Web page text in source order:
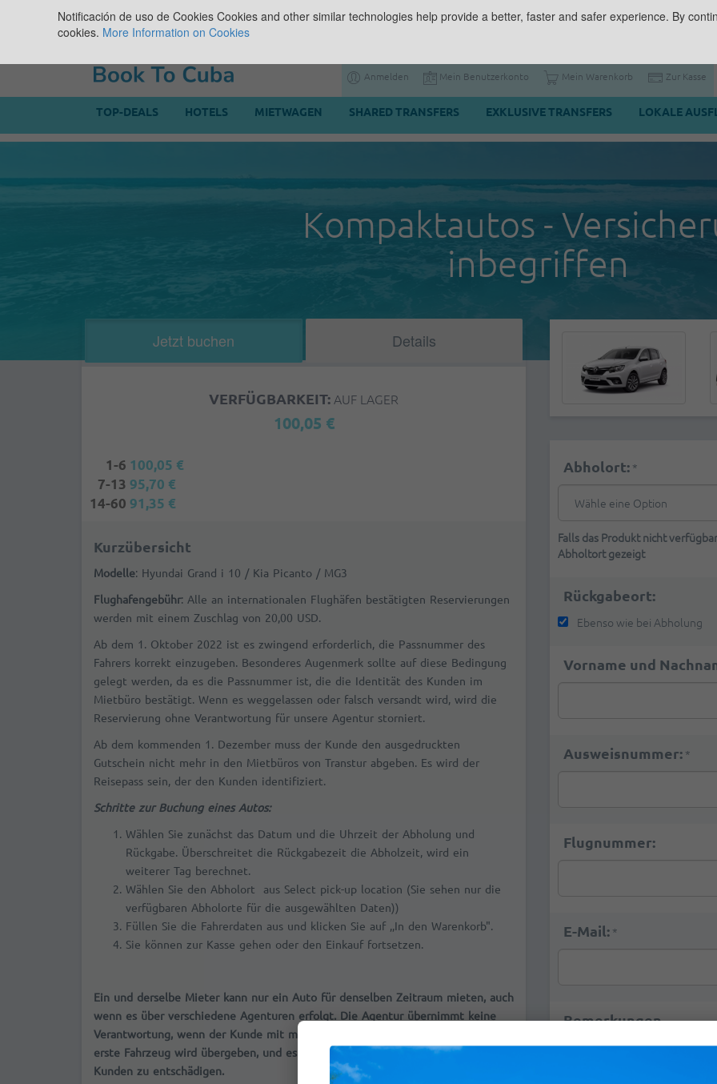
Anmelden Mein Benutzerkonto Mein Warenkorb Zur Kasse
TOP-DEALS HOTELS MIETWAGEN SHARED TRANSFERS EXKLUSIVE TRANSFERS LOKALE
Kompaktautos -
inbegriffen
Jetzt buchen Details
VERFÜGBARKEIT: AUF LAGER
100,05 €
1-6 100,05 €
7-13 95,70 €
14-60 91,35 €
Kurzübersicht
Modelle: Hyundai Grand i 10 / Kia Picanto / MG3
Flughafengebühr: Alle an internationalen Flughäfen bestätigten Reservierungen
werden mit einem Zuschlag von 20,00 USD.
Ab dem 1. Oktober 2022 ist es zwingend erforderlich, die Passnummer des
Fahrers korrekt einzugeben. Besonderes Augenmerk sollte auf diese Bedingung
gelegt werden, da es die Passnummer ist, die die Identität des Kunden im
Mietbüro bestätigt. Wenn es weggelassen oder falsch versandt wird, wird die
Reservierung ohne Verantwortung für unsere Agentur storniert.
Ab dem kommenden 1. Dezember muss der Kunde den ausgedruckten
Gutschein nicht mehr in den Mietbüros von Transtur abgeben. Es wird der
Reisepass sein, der den Kunden identifiziert.
Schritte zur Buchung eines Autos:
Wählen Sie zunächst das Datum und die Uhrzeit der Abholung und
Rückgabe. Überschreitet die Rückgabezeit die Abholzeit, wird ein
weiterer Tag berechnet.
Wählen Sie den Abholort aus Select pick-up location (Sie sehen nur die
verfügbaren Abholorte für die ausgewählten Daten))
Füllen Sie die Fahrerdaten aus und klicken Sie auf ,,In den Warenkorb".
Sie können zur Kasse gehen oder den Einkauf fortsetzen.
Ein und derselbe Mieter kann nur ein Auto für denselben Zeitraum mieten, auch
wenn es über verschiedene Agenturen erfolgt. Die Agentur übernimmt keine
Verantwortung, wenn der Kunde mit mehreren Reservierungen anreist. Das
erste Fahrzeug wird übergeben, und es besteht keine Verpflichtung, den
Kunden zu entschädigen.
Abholort: *
Falls das Produkt nicht
Abholtort gezeigt
Rückgabeort:
Ebenso wie bei Abholung
Vorname und
Ausweisnummer: *
Flugnummer:
E-Mail: *
Bemerkungen
Notificación de uso de Cookies Cookies and other similar technologies help provide a better, faster and safer experience. By
cookies. More Information on Cookies